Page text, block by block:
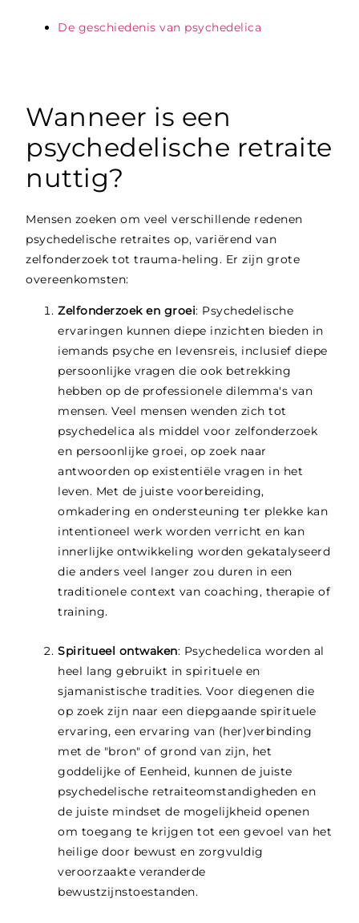
De geschiedenis van psychedelica
Wanneer is een
psychedelische retraite
nuttig?
Mensen zoeken om veel verschillende redenen
psychedelische retraites op, variërend van
zelfonderzoek tot trauma-heling. Er zijn grote
overeenkomsten:
Zelfonderzoek en groei: Psychedelische
ervaringen kunnen diepe inzichten bieden in
iemands psyche en levensreis, inclusief diepe
persoonlijke vragen die ook betrekking
hebben op de professionele dilemma's van
mensen. Veel mensen wenden zich tot
psychedelica als middel voor zelfonderzoek
en persoonlijke groei, op zoek naar
antwoorden op existentiële vragen in het
leven. Met de juiste voorbereiding,
omkadering en ondersteuning ter plekke kan
intentioneel werk worden verricht en kan
innerlijke ontwikkeling worden gekatalyseerd
die anders veel langer zou duren in een
traditionele context van coaching, therapie of
training.
Spiritueel ontwaken: Psychedelica worden al
heel lang gebruikt in spirituele en
sjamanistische tradities. Voor diegenen die
op zoek zijn naar een diepgaande spirituele
ervaring, een ervaring van (her)verbinding
met de "bron" of grond van zijn, het
goddelijke of Eenheid, kunnen de juiste
psychedelische retraiteomstandigheden en
de juiste mindset de mogelijkheid openen
om toegang te krijgen tot een gevoel van het
heilige door bewust en zorgvuldig
veroorzaakte veranderde
bewustzijnstoestanden.